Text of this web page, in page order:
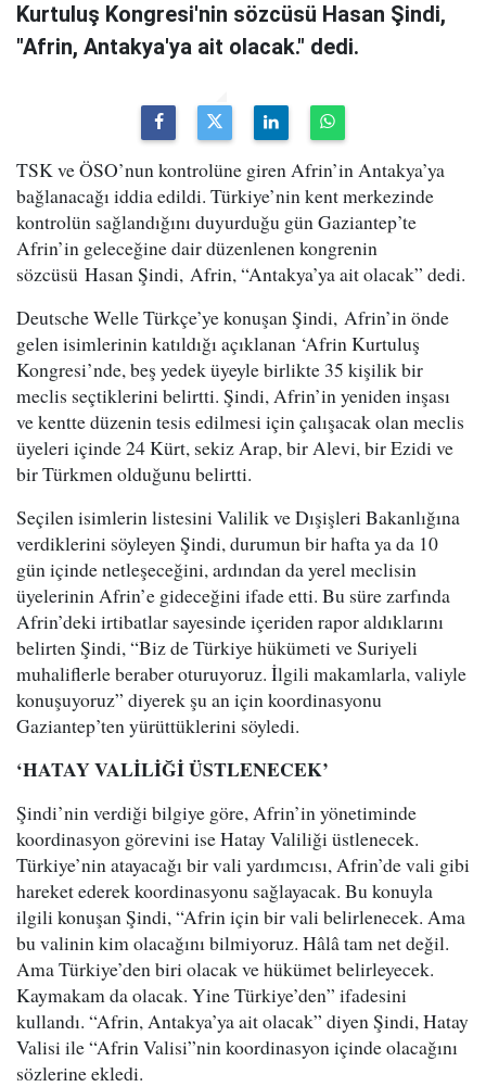
Kurtuluş Kongresi'nin sözcüsü Hasan Şindi,
"Afrin, Antakya'ya ait olacak." dedi.
TSK ve ÖSO’nun kontrolüne giren Afrin’in Antakya’ya
bağlanacağı iddia edildi. Türkiye’nin kent merkezinde
kontrolün sağlandığını duyurduğu gün Gaziantep’te
Afrin’in geleceğine dair düzenlenen kongrenin
sözcüsü Hasan Şindi, Afrin, “Antakya’ya ait olacak” dedi.
Deutsche Welle Türkçe’ye konuşan Şindi, Afrin’in önde
gelen isimlerinin katıldığı açıklanan ‘Afrin Kurtuluş
Kongresi’nde, beş yedek üyeyle birlikte 35 kişilik bir
meclis seçtiklerini belirtti. Şindi, Afrin’in yeniden inşası
ve kentte düzenin tesis edilmesi için çalışacak olan meclis
üyeleri içinde 24 Kürt, sekiz Arap, bir Alevi, bir Ezidi ve
bir Türkmen olduğunu belirtti.
Seçilen isimlerin listesini Valilik ve Dışişleri Bakanlığına
verdiklerini söyleyen Şindi, durumun bir hafta ya da 10
gün içinde netleşeceğini, ardından da yerel meclisin
üyelerinin Afrin’e gideceğini ifade etti. Bu süre zarfında
Afrin’deki irtibatlar sayesinde içeriden rapor aldıklarını
belirten Şindi, “Biz de Türkiye hükümeti ve Suriyeli
muhaliflerle beraber oturuyoruz. İlgili makamlarla, valiyle
konuşuyoruz” diyerek şu an için koordinasyonu
Gaziantep’ten yürüttüklerini söyledi.
‘HATAY VALİLİĞİ ÜSTLENECEK’
Şindi’nin verdiği bilgiye göre, Afrin’in yönetiminde
koordinasyon görevini ise Hatay Valiliği üstlenecek.
Türkiye’nin atayacağı bir vali yardımcısı, Afrin’de vali gibi
hareket ederek koordinasyonu sağlayacak. Bu konuyla
ilgili konuşan Şindi, “Afrin için bir vali belirlenecek. Ama
bu valinin kim olacağını bilmiyoruz. Hâlâ tam net değil.
Ama Türkiye’den biri olacak ve hükümet belirleyecek.
Kaymakam da olacak. Yine Türkiye’den” ifadesini
kullandı. “Afrin, Antakya’ya ait olacak” diyen Şindi, Hatay
Valisi ile “Afrin Valisi”nin koordinasyon içinde olacağını
sözlerine ekledi.